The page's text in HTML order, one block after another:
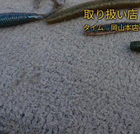
ル
株
式
会
社
取り扱い店
タイム 岡山本店